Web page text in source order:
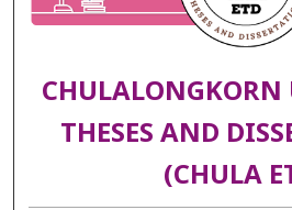
THESES AND
(CHULA